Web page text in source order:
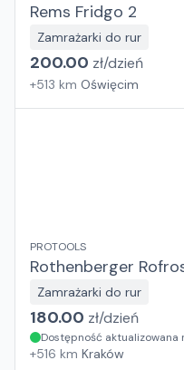
Rems Fridgo 2
Zamrażarki do rur
200.00 zł/dzień
+513 km Oświęcim
PROTOOLS
Rothenberger
Zamrażarki do rur
180.00 zł/dzień
Dostępność aktualizowana
+516 km Kraków